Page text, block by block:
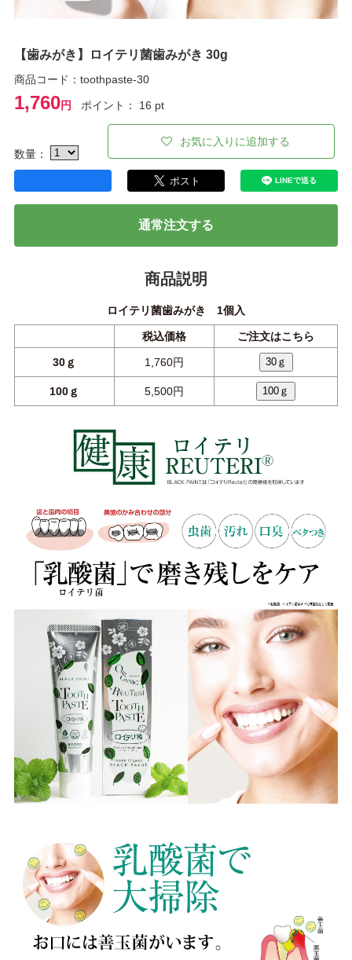
【歯みがき】ロイテリ菌歯みがき 30g
商品コード：toothpaste-30
1,760円 ポイント： 16 pt
数量：
お気に入りに追加する
通常注文する
商品説明
ロイテリ菌歯みがき 1個入
税込価格 ご注文はこちら
30ｇ 1,760円 30ｇ
100ｇ 5,500円 100ｇ